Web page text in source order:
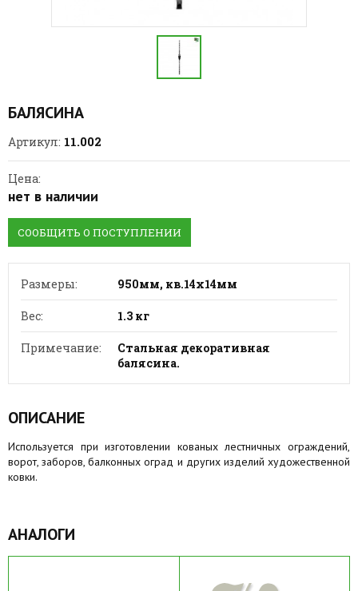
БАЛЯСИНА
Артикул: 11.002
Цена:
нет в наличии
СООБЩИТЬ О ПОСТУПЛЕНИИ
Размеры: 950мм, кв.14х14мм
Вес: 1.3 кг
Примечание:
Стальная декоративная
балясина.
ОПИСАНИЕ
Используется при изготовлении кованых лестничных ограждений,
ворот, заборов, балконных оград и других изделий художественной
ковки.
АНАЛОГИ